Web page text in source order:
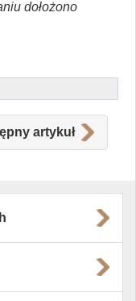
dołożono
artykuł